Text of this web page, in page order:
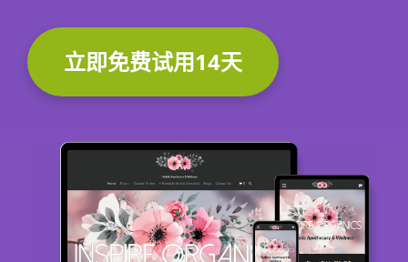
立即免费试用14天